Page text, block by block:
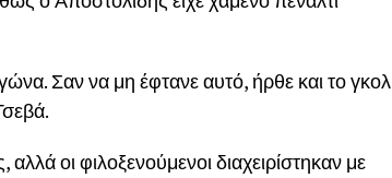
Σαν να μη έφτανε αυτό, ήρθε και το γκολ
οι φιλοξενούμενοι διαχειρίστηκαν με